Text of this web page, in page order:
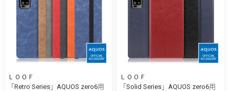
ＬＯＯＦ
「Retro Series」AQUOS zero6用
ＬＯＯＦ
「Solid Series」AQUOS zero6用